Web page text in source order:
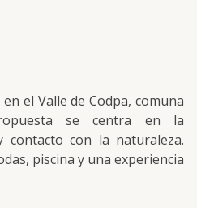
el Valle de Codpa, comuna
se centra en la
contacto con la naturaleza.
piscina y una experiencia